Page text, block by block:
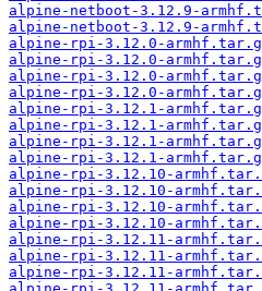
alpine-netboot-3.12.9-
alpine-netboot-3.12.9-
alpine-rpi-3.12.0-
alpine-rpi-3.12.0-
alpine-rpi-3.12.0-
alpine-rpi-3.12.0-
alpine-rpi-3.12.1-
alpine-rpi-3.12.1-
alpine-rpi-3.12.1-
alpine-rpi-3.12.1-
alpine-rpi-3.12.10-
alpine-rpi-3.12.10-
alpine-rpi-3.12.10-
alpine-rpi-3.12.10-
alpine-rpi-3.12.11-
alpine-rpi-3.12.11-
alpine-rpi-3.12.11-